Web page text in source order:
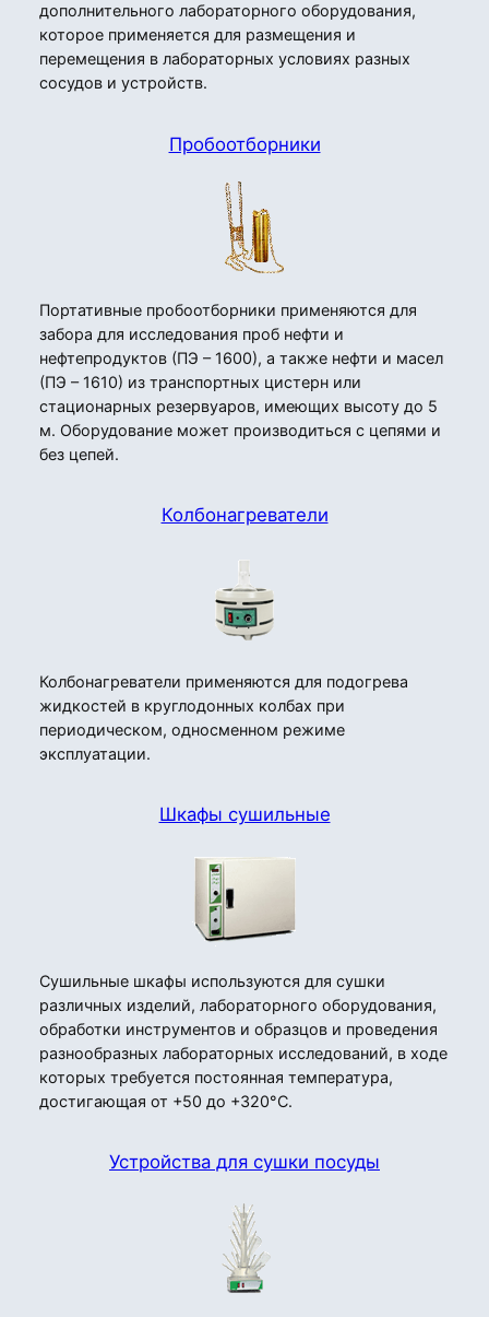
дополнительного лабораторного оборудования,
которое применяется для размещения и
перемещения в лабораторных условиях разных
сосудов и устройств.
Пробоотборники
Портативные пробоотборники применяются для
забора для исследования проб нефти и
нефтепродуктов (ПЭ – 1600), а также нефти и масел
(ПЭ – 1610) из транспортных цистерн или
стационарных резервуаров, имеющих высоту до 5
м. Оборудование может производиться с цепями и
без цепей.
Колбонагреватели
Колбонагреватели применяются для подогрева
жидкостей в круглодонных колбах при
периодическом, односменном режиме
эксплуатации.
Шкафы сушильные
Сушильные шкафы используются для сушки
различных изделий, лабораторного оборудования,
обработки инструментов и образцов и проведения
разнообразных лабораторных исследований, в ходе
которых требуется постоянная температура,
достигающая от +50 до +320°C.
Устройства для сушки посуды